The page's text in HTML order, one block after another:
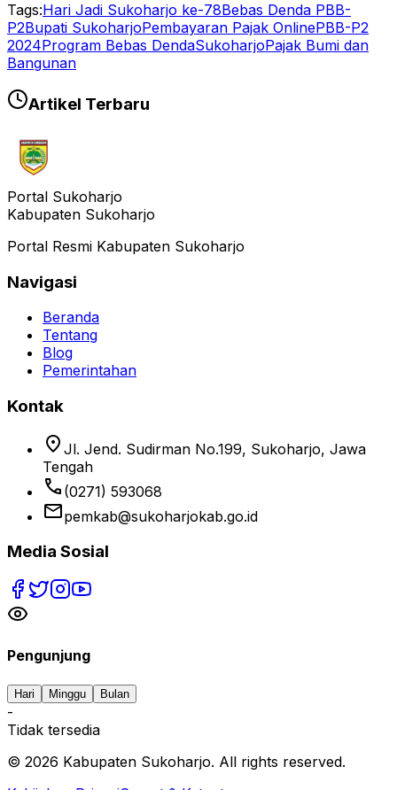
Tags:Hari Jadi Sukoharjo ke-78Bebas Denda PBB-
P2Bupati SukoharjoPembayaran Pajak OnlinePBB-P2
2024Program Bebas DendaSukoharjoPajak Bumi dan
Bangunan
Artikel Terbaru
Portal Sukoharjo
Kabupaten Sukoharjo
Portal Resmi Kabupaten Sukoharjo
Navigasi
Beranda
Tentang
Blog
Pemerintahan
Kontak
location_on Jl. Jend. Sudirman No.199, Sukoharjo, Jawa
Tengah
phone (0271) 593068
emailpemkab@sukoharjokab.go.id
Media Sosial
Pengunjung
Hari Minggu Bulan
-
Tidak tersedia
© 2026 Kabupaten Sukoharjo. All rights reserved.